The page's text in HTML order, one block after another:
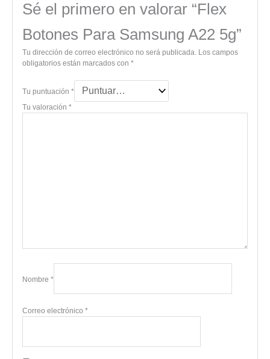
Sé el primero en valorar “Flex
Botones Para Samsung A22 5g”
Tu dirección de correo electrónico no será publicada. Los campos
obligatorios están marcados con *
Tu puntuación *
Tu valoración *
Nombre *
Correo electrónico *